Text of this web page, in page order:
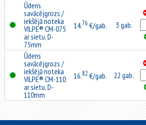
Ūdens
savācējgrozs /
iekšējā noteka
VILPE® CM-075
ar sietu, D-
75mm
14.76 €/gab. 3 gab.
Ūdens
savācējgrozs /
iekšējā noteka
VILPE® CM-110
ar sietu, D-
110mm
16.82€/gab. 22 gab.